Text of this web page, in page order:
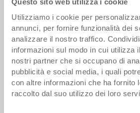
Questo sito web utilizza i cookie
Utilizziamo i cookie per
annunci, per fornire funzionalità dei
analizzare il nostro traffico.
informazioni sul modo in cui utilizza
nostri partner che si occupano di
pubblicità e social media, i quali
con altre informazioni che ha fornito
raccolto dal suo utilizzo dei loro
da 50 pezzi
da 100 pezzi
da 250 pezzi
I scaglioni di quantità corrispondono alle
Dati articolo